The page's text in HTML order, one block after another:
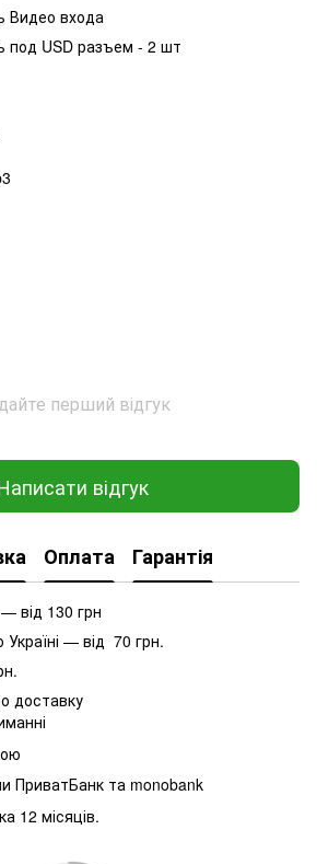
Видео входа
под USD разъем - 2 шт
перший відгук
відгук
Оплата Гарантія
від 130 грн
— від 70 грн.
доставку
ПриватБанк та monobank
12 місяців.